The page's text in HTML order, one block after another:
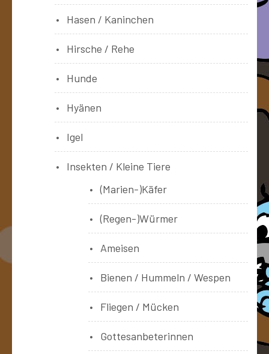
Hasen / Kaninchen
Hirsche / Rehe
Hunde
Hyänen
Igel
Insekten / Kleine Tiere
(Marien-)Käfer
(Regen-)Würmer
Ameisen
Bienen / Hummeln / Wespen
Fliegen / Mücken
Gottesanbeterinnen